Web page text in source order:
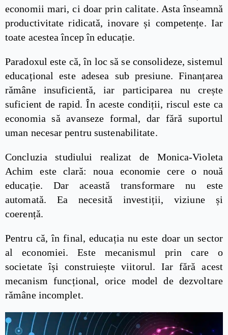
economii mari, ci doar prin calitate. Asta înseamnă
productivitate ridicată, inovare și competențe. Iar
toate acestea încep în educație.
Paradoxul este că, în loc să se consolideze, sistemul
educațional este adesea sub presiune. Finanțarea
rămâne insuficientă, iar participarea nu crește
suficient de rapid. În aceste condiții, riscul este ca
economia să avanseze formal, dar fără suportul
uman necesar pentru sustenabilitate.
Concluzia studiului realizat de Monica-Violeta
Achim este clară: noua economie cere o nouă
educație. Dar această transformare nu este
automată. Ea necesită investiții, viziune și
coerență.
Pentru că, în final, educația nu este doar un sector
al economiei. Este mecanismul prin care o
societate își construiește viitorul. Iar fără acest
mecanism funcțional, orice model de dezvoltare
rămâne incomplet.